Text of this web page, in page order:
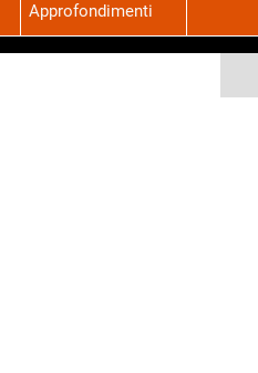
Approfondimenti